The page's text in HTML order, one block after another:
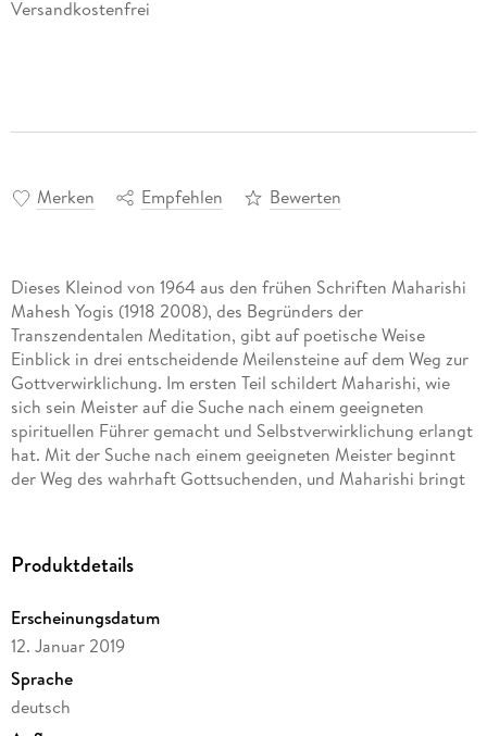
Versandkostenfrei
Merken Empfehlen Bewerten
Dieses Kleinod von 1964 aus den frühen Schriften Maharishi
Mahesh Yogis (1918 2008), des Begründers der
Transzendentalen Meditation, gibt auf poetische Weise
Einblick in drei entscheidende Meilensteine auf dem Weg zur
Gottverwirklichung. Im ersten Teil schildert Maharishi, wie
sich sein Meister auf die Suche nach einem geeigneten
spirituellen Führer gemacht und Selbstverwirklichung erlangt
hat. Mit der Suche nach einem geeigneten Meister beginnt
der Weg des wahrhaft Gottsuchenden, und Maharishi bringt
ergreift, wenn sich die Blütenblätter des Herzens entfalten
Liebe wird zum zartesten und zugleich mächtigsten Ausdruck
des Lebens. Persönliche Liebe wird als Ausdruck universeller
Liebe, als Ausdruck der Liebe Gottes, erkannt. Im dritten Teil
erleben wir das innere Selbstgespräch, das sich abspielt,
wenn die individuelle Seele wieder mit ihrem eigenen
Produktdetails
Erscheinungsdatum
12. Januar 2019
Sprache
deutsch